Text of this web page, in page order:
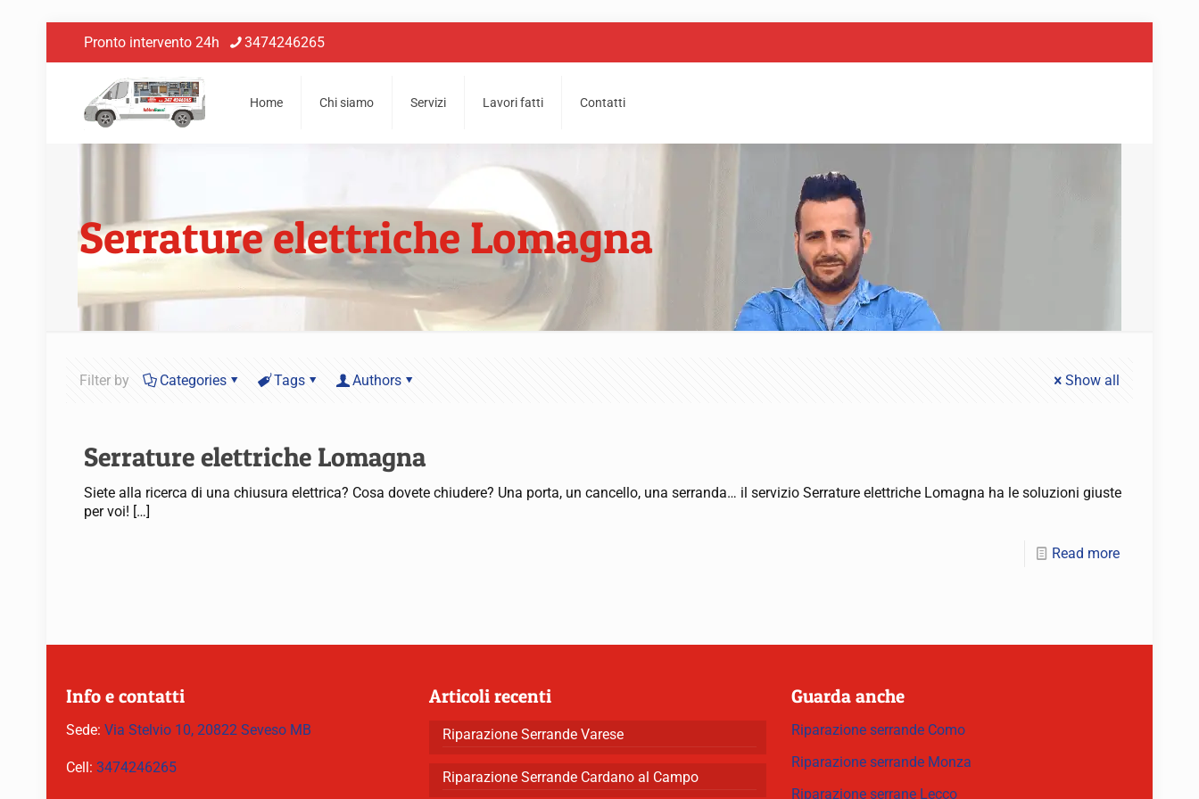
Pronto intervento 24h 3474246265
Home Chi siamo Servizi Lavori fatti Contatti
Serrature elettriche Lomagna
Filter by Categories Tags Authors Show all
Serrature elettriche Lomagna
Siete alla ricerca di una chiusura elettrica? Cosa dovete chiudere? Una porta, un cancello, una serranda… il servizio Serrature elettriche Lomagna ha le soluzioni giuste
per voi! […]
Read more
Info e contatti
Sede: Via Stelvio 10, 20822 Seveso MB
Cell: 3474246265
Articoli recenti
Riparazione Serrande Varese
Riparazione Serrande Cardano al Campo
Guarda anche
Riparazione serrande Como
Riparazione serrande Monza
Riparazione serrane Lecco